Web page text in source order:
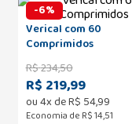
-6%
Verical com 60
Comprimidos
R$234,50
R$ 219,99
ou4x deR$ 54,99
Economia de R$ 14,51